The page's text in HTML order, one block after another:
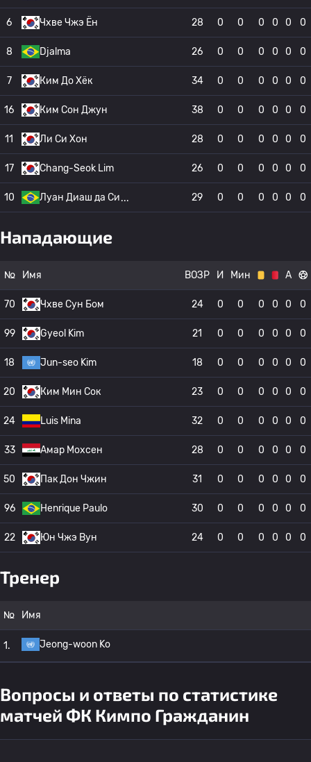
6 Чхве Чжэ Ён 28 0 0 0 0 0 0
8 Djalma 26 0 0 0 0 0 0
7 Ким До Хёк 34 0 0 0 0 0 0
16 Ким Сон Джун 38 0 0 0 0 0 0
11 Ли Си Хон 28 0 0 0 0 0 0
17 Chang-Seok Lim 26 0 0 0 0 0 0
10 Луан Диаш да Си 29 0 0 0 0 0 0
Нападающие
№ Имя ВОЗР И Мин А
70 Чхве Сун Бом 24 0 0 0 0 0 0
99 Gyeol Kim 21 0 0 0 0 0 0
18 Jun-seo Kim 18 0 0 0 0 0 0
20 Ким Мин Сок 23 0 0 0 0 0 0
24 Luis Mina 32 0 0 0 0 0 0
33 Амар Мохсен 28 0 0 0 0 0 0
50 Пак Дон Чжин 31 0 0 0 0 0 0
96 Henrique Paulo 30 0 0 0 0 0 0
22 Юн Чжэ Вун 24 0 0 0 0 0 0
Тренер
№ Имя
1. Jeong-woon Ko
Вопросы и ответы по статистике
матчей ФК Кимпо Гражданин